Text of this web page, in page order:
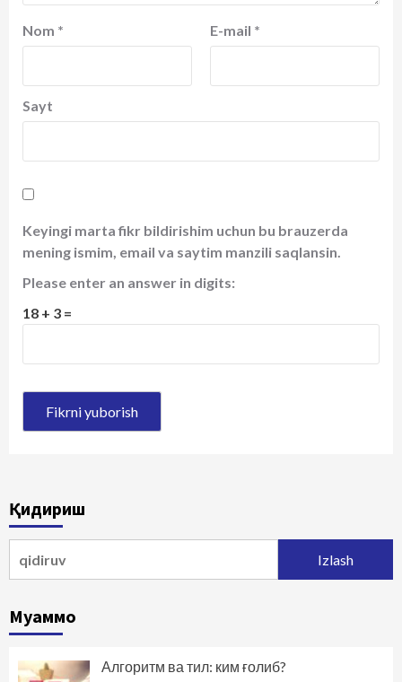
Nom * E-mail *
Sayt
Keyingi marta fikr bildirishim uchun bu brauzerda
mening ismim, email va saytim manzili saqlansin.
Please enter an answer in digits:
18 + 3 =
Қидириш
Муаммо
Алгоритм ва тил: ким ғолиб?